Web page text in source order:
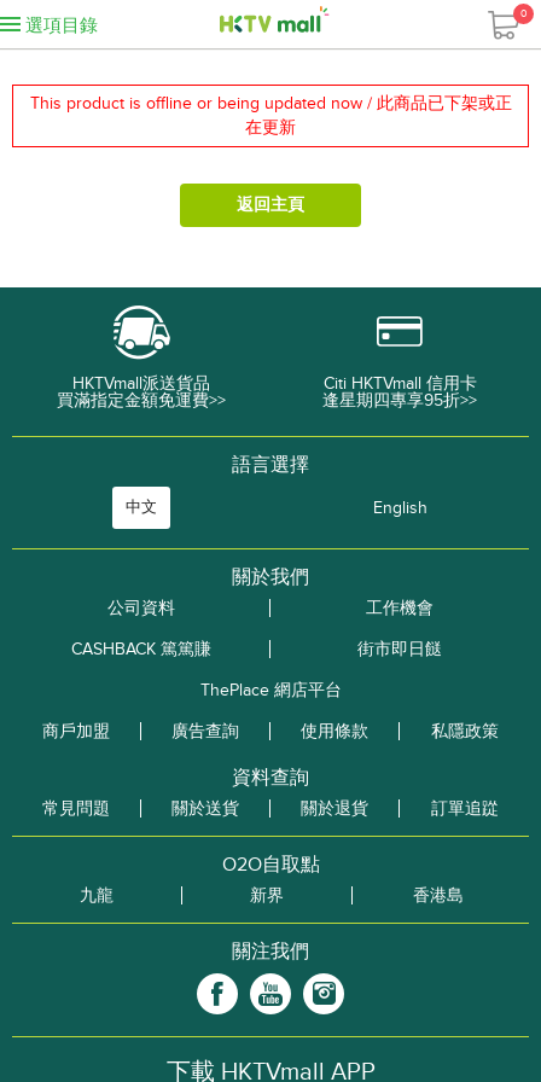
選項目錄
0
This product is offline or being updated now / 此商品已下架或正
在更新
返回主頁
HKTVmall派送貨品
買滿指定金額免運費>>
Citi HKTVmall 信用卡
逢星期四專享95折>>
語言選擇
中文 English
關於我們
公司資料
工作機會
CASHBACK 篤篤賺
街市即日餸
ThePlace 網店平台
商戶加盟
廣告查詢 使用條款 私隱政策
資料查詢
常見問題 關於送貨 關於退貨 訂單追踨
O2O自取點
九龍 新界 香港島
關注我們
下載 HKTVmall APP